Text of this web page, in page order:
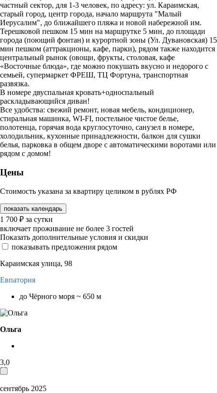
частный сектор, для 1-3 человек, по адресу: ул. Караимская,
старый город, центр города, начало маршрута "Малый
Иерусалим", до ближайшего пляжа и новой набережной им.
Терешковой пешком 15 мин на маршрутке 5 мин, до площади
города (поющий фонтан) и курортной зоны (Ул. Дувановская) 15
мин пешком (аттракционы, кафе, парки), рядом также находится
центральный рынок (овощи, фрукты, столовая, кафе
«Восточные блюда», где можно покушать вкусно и недорого с
семьей, супермаркет ФРЕШ, ТЦ Фортуна, транспортная
развязка.
В номере двуспальная кровать+односпальный
раскладывающийся диван!
Все удобства: свежий ремонт, новая мебель, кондиционер,
стиральная машинка, WI-FI, постельное чистое белье,
полотенца, горячая вода круглосуточно, санузел в номере,
холодильник, кухонные принадлежности, балкон для сушки
белья, парковка в общем дворе с автоматическими воротами или
рядом с домом!
Цены
Стоимость указана за квартиру целиком в рублях РФ
показать календарь
1 700 ₽ за сутки
включает проживание не более 3 гостей
Показать дополнительные условия и скидки
показывать предложения рядом
Караимская улица, 98
Евпатория
до Чёрного моря ~ 650 м
Ольга
3,0
сентябрь 2025